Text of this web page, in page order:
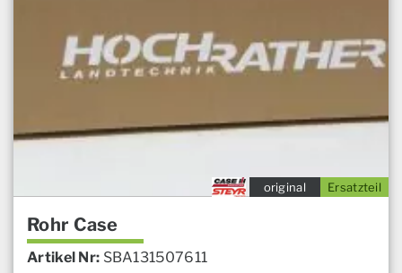
Ersatzteil
original
Rohr Case
Artikel Nr: SBA131507611